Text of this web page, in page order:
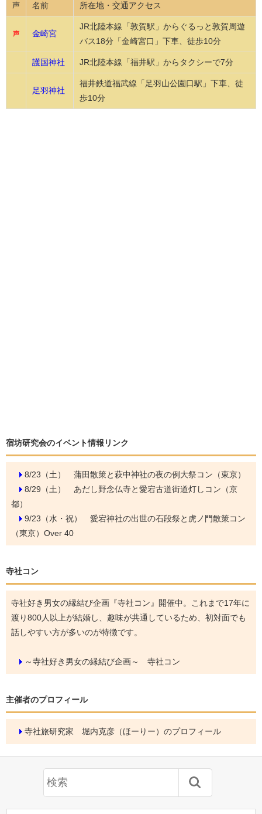
声 名前 所在地・交通アクセス
声 金崎宮
JR北陸本線「敦賀駅」からぐるっと敦賀周遊
バス18分「金崎宮口」下車、徒歩10分
護国神社 JR北陸本線「福井駅」からタクシーで7分
足羽神社
福井鉄道福武線「足羽山公園口駅」下車、徒
歩10分
宿坊研究会のイベント情報リンク
8/23（土） 蒲田散策と萩中神社の夜の例大祭コン（東京）
8/29（土） あだし野念仏寺と愛宕古道街道灯しコン（京
都）
9/23（水・祝） 愛宕神社の出世の石段祭と虎ノ門散策コン
（東京）Over 40
寺社コン
寺社好き男女の縁結び企画『寺社コン』開催中。これまで17年に
渡り800人以上が結婚し、趣味が共通しているため、初対面でも
話しやすい方が多いのが特徴です。
～寺社好き男女の縁結び企画～ 寺社コン
主催者のプロフィール
寺社旅研究家 堀内克彦（ほーりー）のプロフィール